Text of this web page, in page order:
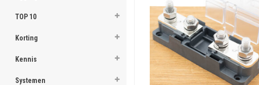
TOP 10
Korting
Kennis
Systemen